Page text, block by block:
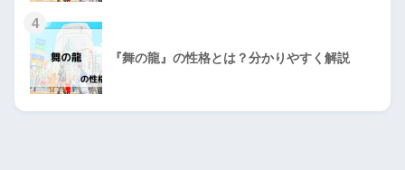
4
『舞の龍』の性格とは？分かりやすく解説